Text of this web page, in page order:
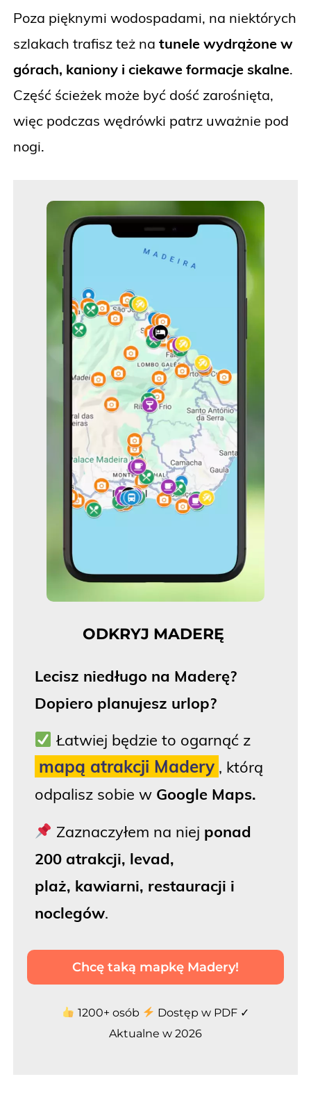
Poza pięknymi wodospadami, na niektórych
szlakach trafisz też na tunele wydrążone w
górach, kaniony i ciekawe formacje skalne.
Część ścieżek może być dość zarośnięta,
więc podczas wędrówki patrz uważnie pod
nogi.
ODKRYJ MADERĘ
Lecisz niedługo na Maderę?
Dopiero planujesz urlop?
Łatwiej będzie to ogarnąć z
mapą atrakcji Madery , którą
odpalisz sobie w Google Maps.
Zaznaczyłem na niej ponad
200 atrakcji, levad,
plaż, kawiarni, restauracji i
noclegów.
Chcę taką mapkę Madery!
1200+ osób
Dostęp w PDF ✓
Aktualne w 2026